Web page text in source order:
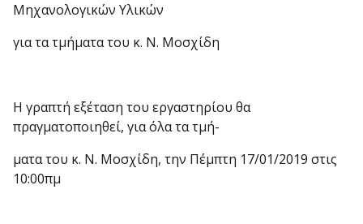
Μηχανολογικών Υλικών
για τα τμήματα του κ. Ν. Μοσχίδη
Η γραπτή εξέταση του εργαστηρίου θα
πραγματοποιηθεί, για όλα τα τμή-
ματα του κ. Ν. Μοσχίδη, την Πέμπτη 17/01/2019 στις
10:00πμ